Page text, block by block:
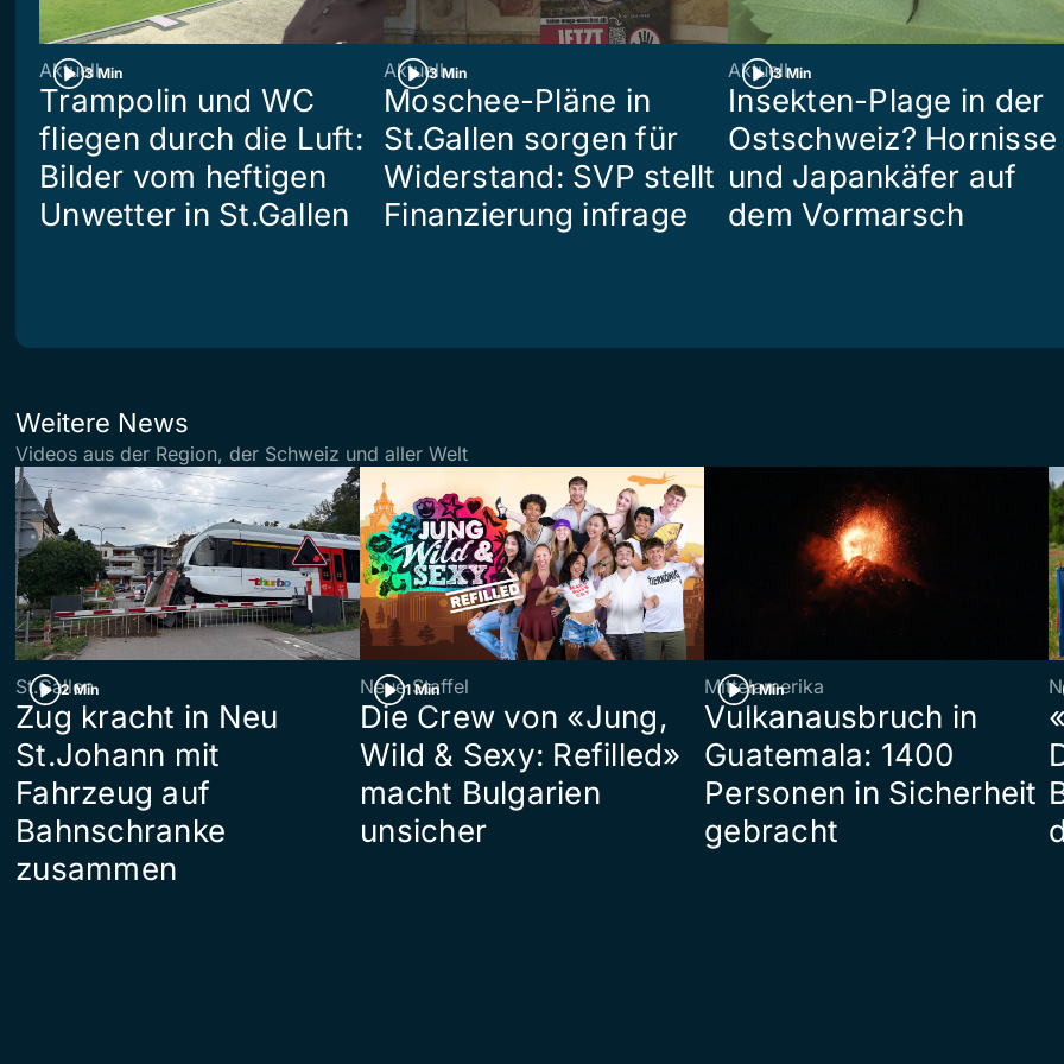
3 Min
Aktuell
Trampolin und WC
fliegen durch die Luft:
Bilder vom heftigen
Unwetter in St.Gallen
3 Min
Aktuell
Moschee-Pläne in
St.Gallen sorgen für
Widerstand: SVP stellt
Finanzierung infrage
3 Min
Aktuell
Insekten-Plage in der
Ostschweiz? Hornisse
und Japankäfer auf
dem Vormarsch
Weitere News
Videos aus der Region, der Schweiz und aller Welt
2 Min
St.Gallen
Zug kracht in Neu
St.Johann mit
Fahrzeug auf
Bahnschranke
zusammen
1 Min
Neue Staffel
Die Crew von «Jung,
Wild & Sexy: Refilled»
macht Bulgarien
unsicher
1 Min
Mittelamerika
Vulkanausbruch in
Guatemala: 1400
Personen in Sicherheit
gebracht